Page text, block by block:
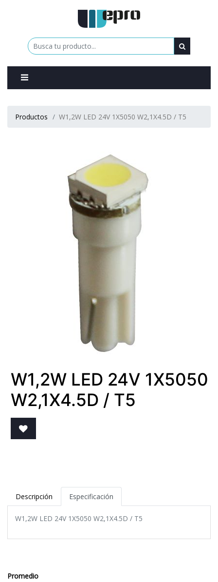
Productos W1,2W LED 24V 1X5050 W2,1X4.5D / T5
W1,2W LED 24V 1X5050
W2,1X4.5D / T5
Descripción Especificación
W1,2W LED 24V 1X5050 W2,1X4.5D / T5
Promedio